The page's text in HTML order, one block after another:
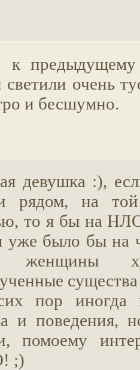
к предыдущему
светили очень
и бесшумно.
девушка :),
рядом, на
то я бы на
уже было бы на
женщины
пор иногда
и поведения,
помоему
;)